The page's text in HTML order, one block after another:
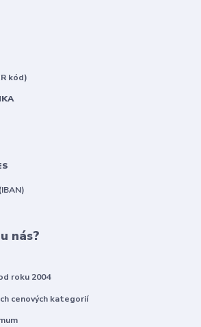
kód)
nás?
roku 2004
cenových kategorií